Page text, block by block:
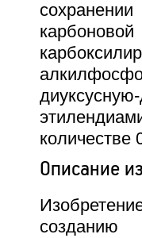
количестве
Описание